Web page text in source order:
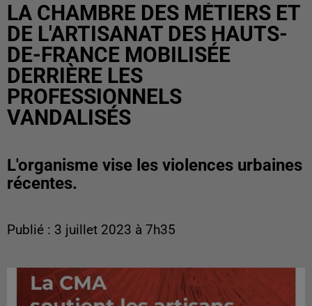
LA CHAMBRE DES MÉTIERS ET
DE L'ARTISANAT DES HAUTS-
DE-FRANCE MOBILISÉE
DERRIÈRE LES
PROFESSIONNELS
VANDALISÉS
L'organisme vise les violences urbaines
récentes.
Publié : 3 juillet 2023 à 7h35